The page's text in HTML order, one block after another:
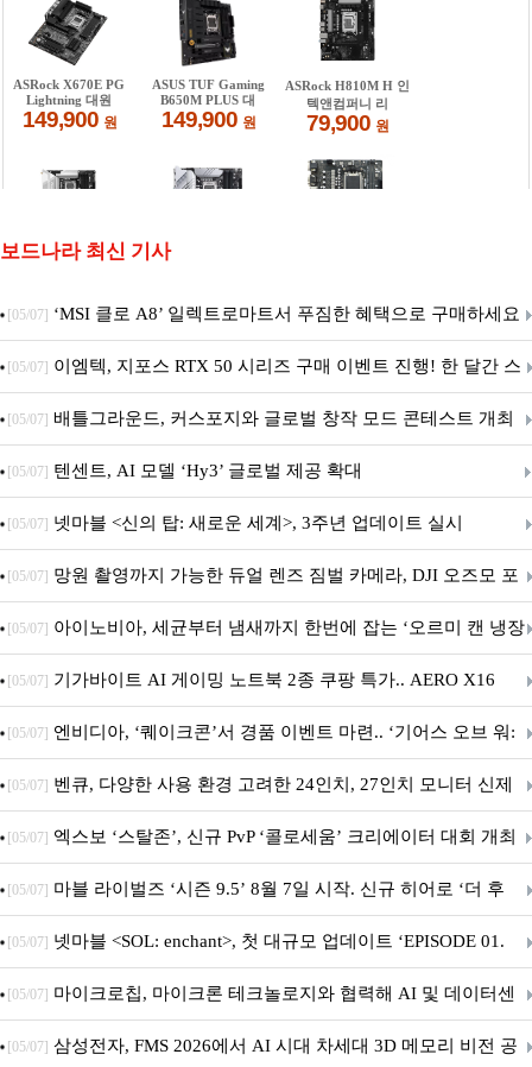
보드나라 최신 기사
[05/07] ‘MSI 클로 A8’ 일렉트로마트서 푸짐한 혜택으로 구매하세요
[05/07] 이엠텍, 지포스 RTX 50 시리즈 구매 이벤트 진행! 한 달간 스
팀 월렛부터 PALIT 지포스 RTX 5060 DUAL까지 증정
[05/07] 배틀그라운드, 커스포지와 글로벌 창작 모드 콘테스트 개최
[05/07] 텐센트, AI 모델 ‘Hy3’ 글로벌 제공 확대
[05/07] 넷마블 <신의 탑: 새로운 세계>, 3주년 업데이트 실시
[05/07] 망원 촬영까지 가능한 듀얼 렌즈 짐벌 카메라, DJI 오즈모 포
켓 4P
[05/07] 아이노비아, 세균부터 냄새까지 한번에 잡는 ‘오르미 캔 냉장
고 살균 탈취기’ 출시
[05/07] 기가바이트 AI 게이밍 노트북 2종 쿠팡 특가.. AERO X16
GAMING A16 할인 진행
[05/07] 엔비디아, ‘퀘이크콘’서 경품 이벤트 마련.. ‘기어스 오브 워:
E-데이’ DLSS 지원
[05/07] 벤큐, 다양한 사용 환경 고려한 24인치, 27인치 모니터 신제
품 6종 출시
[05/07] 엑스보 ‘스탈존’, 신규 PvP ‘콜로세움’ 크리에이터 대회 개최
[05/07] 마블 라이벌즈 ‘시즌 9.5’ 8월 7일 시작. 신규 히어로 ‘더 후
드’ 합류
[05/07] 넷마블 <SOL: enchant>, 첫 대규모 업데이트 ‘EPISODE 01.
GENESIS: 신의 전장’ 사전등록 실시
[05/07] 마이크로칩, 마이크론 테크놀로지와 협력해 AI 및 데이터센
터 인프라용 고성능 PCIe® Gen 6 스토리지 아키텍처 시연
[05/07] 삼성전자, FMS 2026에서 AI 시대 차세대 3D 메모리 비전 공